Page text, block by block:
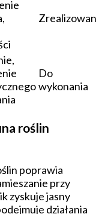
Do
wykonania
roślin
poprawia
przy
zyskuje jasny
działania